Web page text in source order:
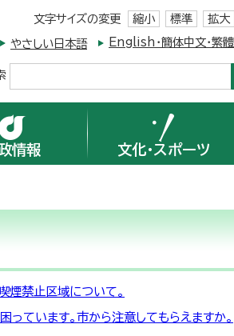
文字サイズの変更 縮小 標準 拡大
やさしい日本語 English・簡体中文・繁
情報 文化・スポーツ
煙禁止区域について。
ています。市から注意してもらえますか。